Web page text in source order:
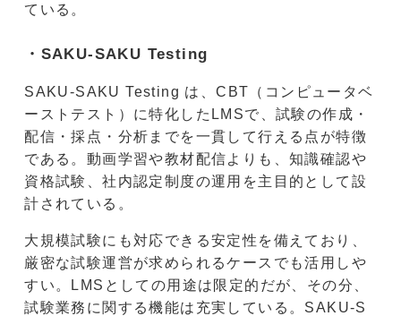
ている。
・SAKU-SAKU Testing
SAKU-SAKU Testing は、CBT（コンピュータベ
ーストテスト）に特化したLMSで、試験の作成・
配信・採点・分析までを一貫して行える点が特徴
である。動画学習や教材配信よりも、知識確認や
資格試験、社内認定制度の運用を主目的として設
計されている。
大規模試験にも対応できる安定性を備えており、
厳密な試験運営が求められるケースでも活用しや
すい。LMSとしての用途は限定的だが、その分、
試験業務に関する機能は充実している。SAKU-S